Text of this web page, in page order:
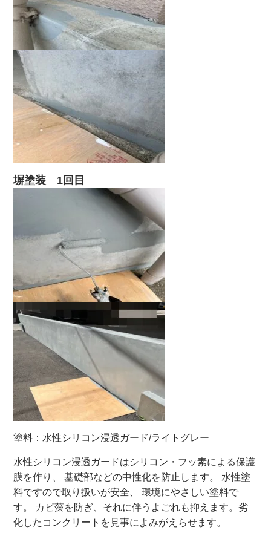
塀塗装 1回目
塗料：水性シリコン浸透ガード/ライトグレー
水性シリコン浸透ガードはシリコン・フッ素による保護
膜を作り、 基礎部などの中性化を防止します。 水性塗
料ですので取り扱いが安全、 環境にやさしい塗料で
す。 カビ藻を防ぎ、それに伴うよごれも抑えます。劣
化したコンクリートを見事によみがえらせます。